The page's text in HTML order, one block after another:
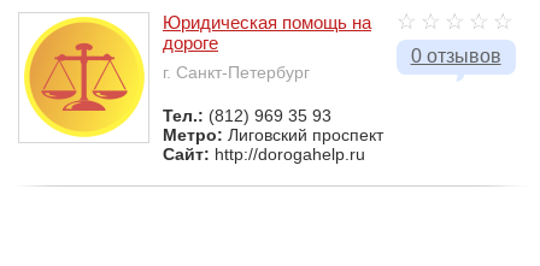
0 отзывов
Юридическая помощь на
дороге
г. Санкт-Петербург
Тел.: (812) 969 35 93
Метро: Лиговский проспект
Сайт: http://dorogahelp.ru